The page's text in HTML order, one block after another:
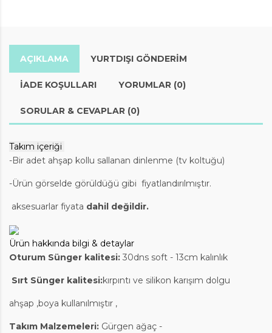
AÇIKLAMA YURTDIŞI GÖNDERİM
İADE KOŞULLARI YORUMLAR (0)
SORULAR & CEVAPLAR (0)
Takım içeriği
-Bir adet ahşap kollu sallanan dinlenme (tv koltuğu)
-Ürün görselde görüldüğü gibi fiyatlandırılmıştır.
aksesuarlar fiyata dahil değildir.
Ürün hakkında bilgi & detaylar
Oturum Sünger kalitesi: 30dns soft - 13cm kalınlık
Sırt Sünger kalitesi:kırpıntı ve silikon karışım dolgu
ahşap ,boya kullanılmıştır ,
Takım Malzemeleri: Gürgen ağaç -